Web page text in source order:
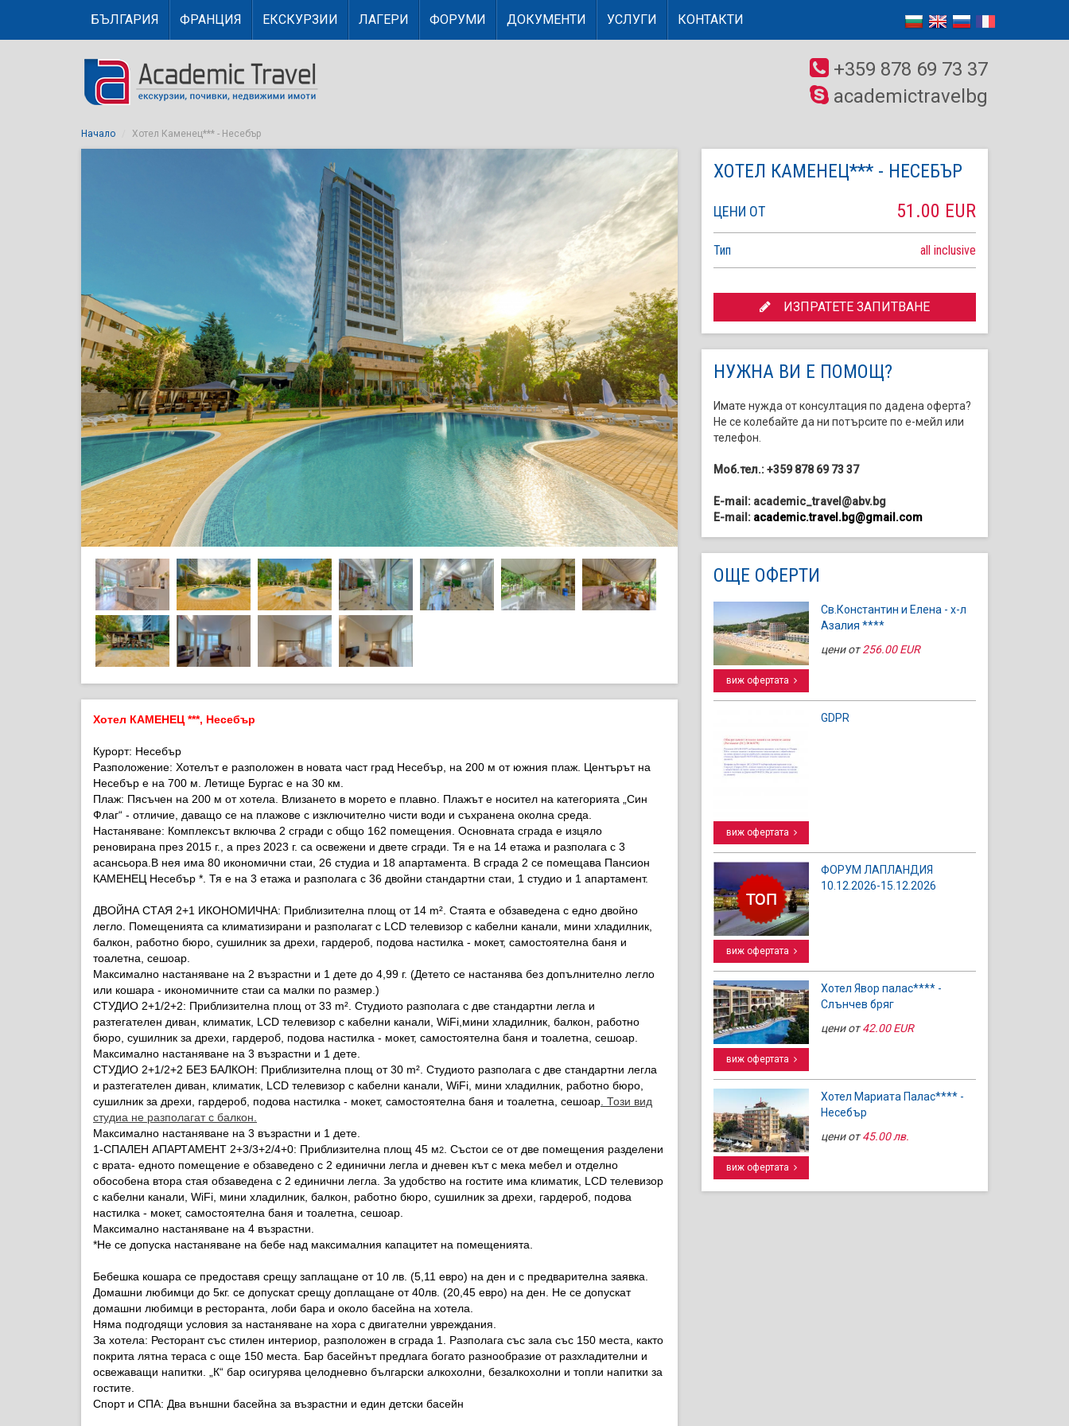
БЪЛГАРИЯ ФРАНЦИЯ ЕКСКУРЗИИ ЛАГЕРИ ФОРУМИ ДОКУМЕНТИ УСЛУГИ КОНТАКТИ
+359 878 69 73 37
academictravelbg
Начало Хотел Каменец*** - Несебър
Хотел КАМЕНЕЦ ***, Несебър
Курорт: Несебър
Разположение: Хотелът е разположен в новата част град Несебър, на 200 м от южния плаж. Центърът на
Несебър е на 700 м. Летище Бургас е на 30 км.
Плаж: Пясъчен на 200 м от хотела. Влизането в морето е плавно. Плажът е носител на категорията „Син
Флаг“ - отличие, даващо се на плажове с изключително чисти води и съхранена околна среда.
Настаняване: Комплексът включва 2 сгради с общо 162 помещения. Основната сграда е изцяло
реновирана през 2015 г., а през 2023 г. са освежени и двете сгради. Тя е на 14 етажа и разполага с 3
асансьора.В нея има 80 икономични стаи, 26 студиа и 18 апартамента. В сграда 2 се помещава Пансион
КАМЕНЕЦ Несебър *. Тя е на 3 етажа и разполага с 36 двойни стандартни стаи, 1 студио и 1 апартамент.
ДВОЙНА СТАЯ 2+1 ИКОНОМИЧНА: Приблизителна площ от 14 m². Стаята е обзаведена с едно двойно
легло. Помещенията са климатизирани и разполагат с LCD телевизор с кабелни канали, мини хладилник,
балкон, работно бюро, сушилник за дрехи, гардероб, подова настилка - мокет, самостоятелна баня и
тоалетна, сешоар.
Максимално настаняване на 2 възрастни и 1 дете до 4,99 г. (Детето се настанява без допълнително легло
или кошара - икономичните стаи са малки по размер.)
СТУДИО 2+1/2+2: Приблизителна площ от 33 m². Студиото разполага с две стандартни легла и
разтегателен диван, климатик, LCD телевизор с кабелни канали, WiFi,мини хладилник, балкон, работно
бюро, сушилник за дрехи, гардероб, подова настилка - мокет, самостоятелна баня и тоалетна, сешоар.
Максимално настаняване на 3 възрастни и 1 дете.
СТУДИО 2+1/2+2 БЕЗ БАЛКОН: Приблизителна площ от 30 m². Студиото разполага с две стандартни легла
и разтегателен диван, климатик, LCD телевизор с кабелни канали, WiFi, мини хладилник, работно бюро,
сушилник за дрехи, гардероб, подова настилка - мокет, самостоятелна баня и тоалетна, сешоар. Този вид
студиа не разполагат с балкон.
Максимално настаняване на 3 възрастни и 1 дете.
1-СПАЛЕН АПАРТАМЕНТ 2+3/3+2/4+0: Приблизителна площ 45 м2. Състои се от две помещения разделени
с врата- едното помещение е обзаведено с 2 единични легла и дневен кът с мека мебел и отделно
обособена втора стая обзаведена с 2 единични легла. За удобство на гостите има климатик, LCD телевизор
с кабелни канали, WiFi, мини хладилник, балкон, работно бюро, сушилник за дрехи, гардероб, подова
настилка - мокет, самостоятелна баня и тоалетна, сешоар.
Максимално настаняване на 4 възрастни.
*Не се допуска настаняване на бебе над максималния капацитет на помещенията.
Бебешка кошара се предоставя срещу заплащане от 10 лв. (5,11 евро) на ден и с предварителна заявка.
Домашни любимци до 5кг. се допускат срещу доплащане от 40лв. (20,45 евро) на ден. Не се допускат
домашни любимци в ресторанта, лоби бара и около басейна на хотела.
Няма подгодящи условия за настаняване на хора с двигателни увреждания.
За хотела: Ресторант със стилен интериор, разположен в сграда 1. Разполага със зала със 150 места, както
покрита лятна тераса с още 150 места. Бар басейнът предлага богато разнообразие от разхладителни и
освежаващи напитки. „К“ бар осигурява целодневно български алкохолни, безалкохолни и топли напитки за
гостите.
Спорт и СПА: Два външни басейна за възрастни и един детски басейн
ХОТЕЛ КАМЕНЕЦ*** - НЕСЕБЪР
ЦЕНИ ОТ 51.00 EUR
Тип all inclusive
ИЗПРАТЕТЕ ЗАПИТВАНЕ
НУЖНА ВИ Е ПОМОЩ?
Имате нужда от консултация по дадена оферта?
Не се колебайте да ни потърсите по е-мейл или
телефон.
Моб.тел.: +359 878 69 73 37
E-mail: academic_travel@abv.bg
E-mail: academic.travel.bg@gmail.com
ОЩЕ ОФЕРТИ
виж офертата
Св.Константин и Елена - х-л
Азалия ****
цени от256.00 EUR
виж офертата
GDPR
виж офертата
ФОРУМ ЛАПЛАНДИЯ
10.12.2026-15.12.2026
виж офертата
Хотел Явор палас**** -
Слънчев бряг
цени от42.00 EUR
виж офертата
Хотел Мариата Палас**** -
Несебър
цени от45.00 лв.